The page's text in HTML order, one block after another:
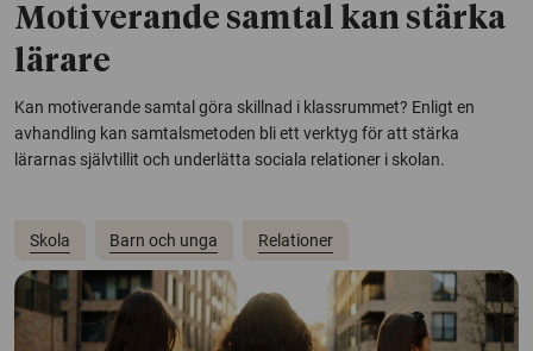
Motiverande samtal kan stärka
lärare
Kan motiverande samtal göra skillnad i klassrummet? Enligt en
avhandling kan samtalsmetoden bli ett verktyg för att stärka
lärarnas självtillit och underlätta sociala relationer i skolan.
Skola Barn och unga Relationer